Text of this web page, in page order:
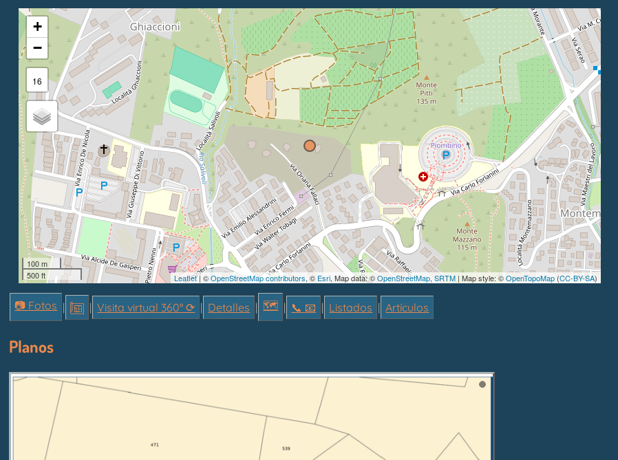
+
−
16
100 m
500 ft
Leaflet| ©OpenStreetMap contributors, © Esri, Map data: ©OpenStreetMap,SRTM | Map style: ©OpenTopoMap (CC-BY-SA)
📷 Fotos | | Visita virtual 360° ⟳ | Detalles | 🗺 | 📞︎ 📧 | Listados | Artículos
Planos